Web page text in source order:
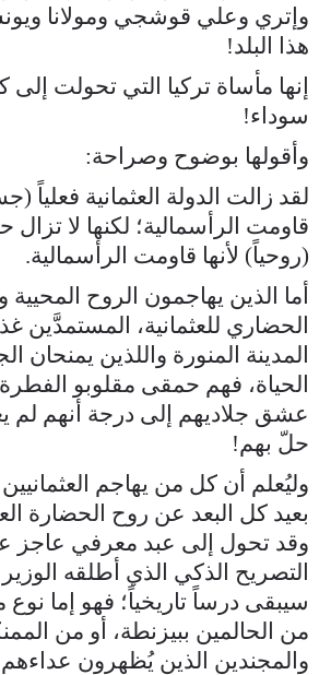
وإتري وعلي قوشجي ومولانا
هذا البلد!
إنها مأساة تركيا التي تحولت إلى
سوداء!
وأقولها بوضوح وصراحة:
لقد زالت الدولة العثمانية فعلياً
قاومت الرأسمالية؛ لكنها لا تزال
(روحياً) لأنها قاومت الرأسمالية.
أما الذين يهاجمون الروح المحيية
الحضاري للعثمانية، المستمدَّين
المدينة المنورة واللذين يمنحان
الحياة، فهم حمقى مقلوبو
عشق جلاديهم إلى درجة أنهم لم
حلّ بهم!
وليُعلم أن كل من يهاجم
بعيد كل البعد عن روح الحضارة
وقد تحول إلى عبد معرفي عاجز
التصريح الذكي الذي أطلقه
سيبقى درساً تاريخياً؛ فهو إما
من الحالمين ببيزنطة، أو من
والمجندين الذين يُظهرون عداءهم